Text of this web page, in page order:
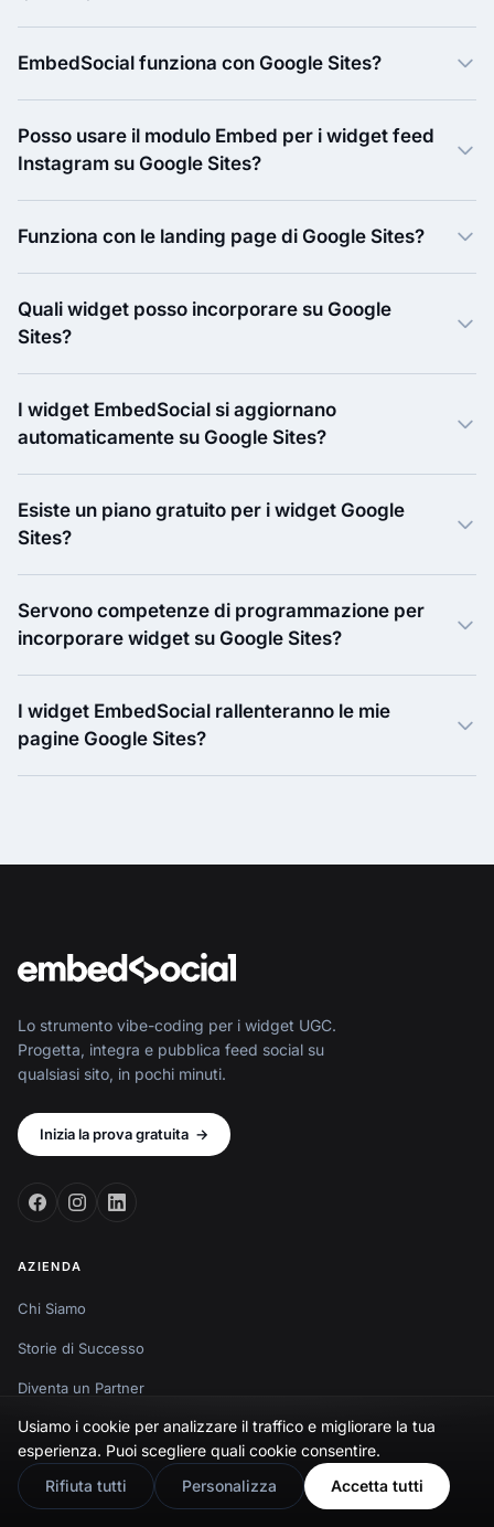
EmbedSocial funziona con Google Sites?
Posso usare il modulo Embed per i widget feed
Instagram su Google Sites?
Funziona con le landing page di Google Sites?
Quali widget posso incorporare su Google
Sites?
I widget EmbedSocial si aggiornano
automaticamente su Google Sites?
Esiste un piano gratuito per i widget Google
Sites?
Servono competenze di programmazione per
incorporare widget su Google Sites?
I widget EmbedSocial rallenteranno le mie
pagine Google Sites?
Lo strumento vibe-coding per i widget UGC.
Progetta, integra e pubblica feed social su
qualsiasi sito, in pochi minuti.
Inizia la prova gratuita →
AZIENDA
Chi Siamo
Storie di Successo
Diventa un Partner
Stato del Sistema
Registro delle Modifiche
Usiamo i cookie per analizzare il traffico e migliorare la tua
esperienza. Puoi scegliere quali cookie consentire.
Rifiuta tutti
Personalizza Accetta tutti
🇬🇧 Would you prefer this site in English?
View in English